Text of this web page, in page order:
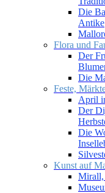
Die
Antike
Flora und
Der
Die
Feste,
April
Der
Die
Kunst auf
Mirall,